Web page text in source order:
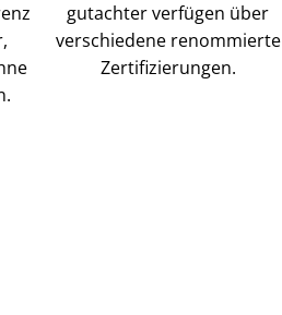
gutachter verfügen über
verschiedene renommierte
Zer­ti­fi­zie­run­gen.